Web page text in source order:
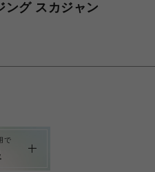
グ スカジャン
で